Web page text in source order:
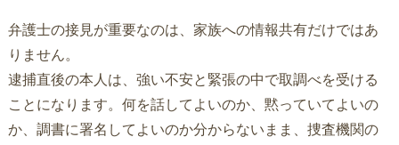
弁護士の接見が重要なのは、家族への情報共有だけではあ
りません。
逮捕直後の本人は、強い不安と緊張の中で取調べを受ける
ことになります。何を話してよいのか、黙っていてよいの
か、調書に署名してよいのか分からないまま、捜査機関の